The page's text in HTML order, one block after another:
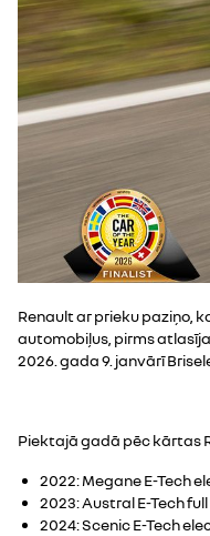
Renault ar prieku paziņo,
automobiļus, pirms
2026. gada 9. janvārī
Piektajā gadā pēc kārtas
2022: Megane E-Tech
2023: Austral E-Tech
2024: Scenic E-Tech